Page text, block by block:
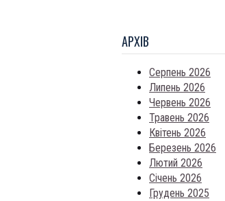
АРХIВ
Серпень 2026
Липень 2026
Червень 2026
Травень 2026
Квітень 2026
Березень 2026
Лютий 2026
Січень 2026
Грудень 2025